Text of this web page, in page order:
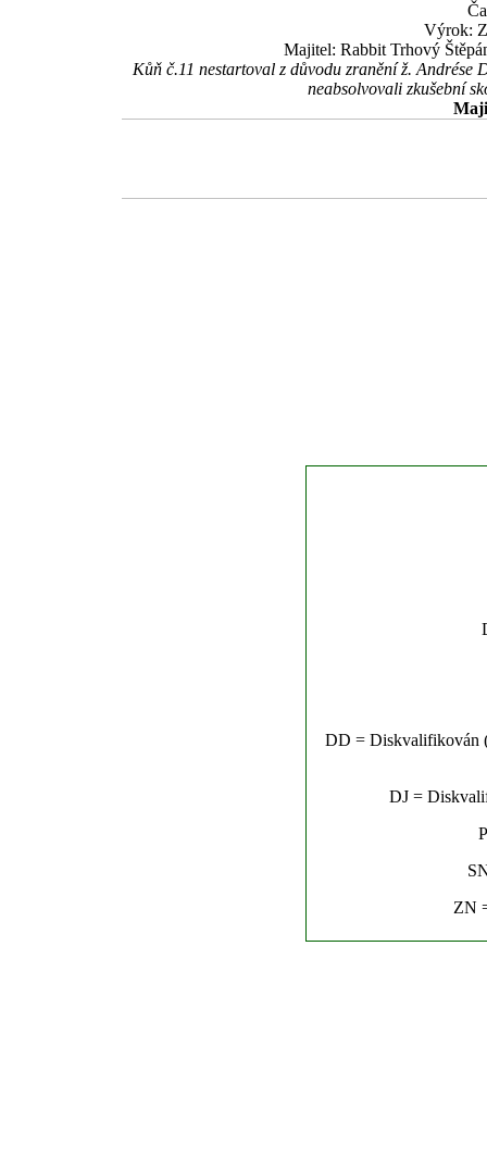
Výrok:
Majitel: Rabbit Trhový
Kůň č.11 nestartoval z důvodu zranění ž.
neabsolvovali zkušební
DD = Diskvalifikován
DJ =
ZN